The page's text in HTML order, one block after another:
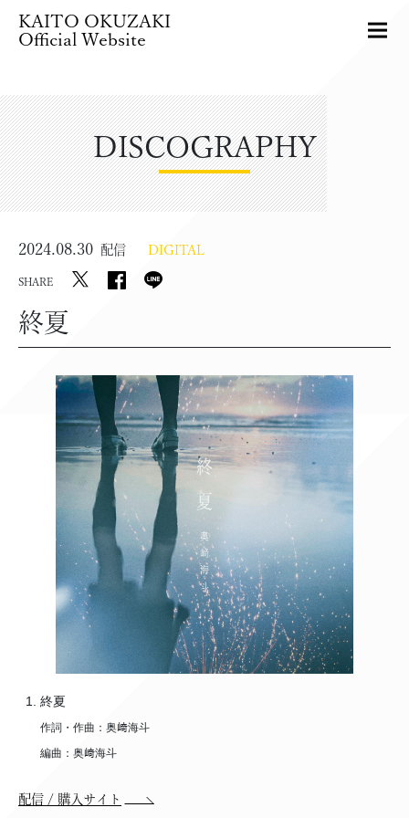
KAITO OKUZAKI
Official Website
DISCOGRAPHY
2024.08.30 配信 DIGITAL
SHARE
終夏
終夏
作詞・作曲：奥﨑海斗
編曲：奥﨑海斗
配信 / 購入サイト